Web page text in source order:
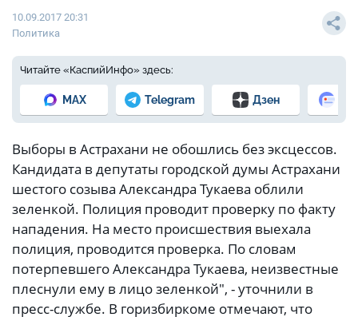
10.09.2017 20:31
Политика
Читайте «КаспийИнфо» здесь:
MAX Telegram Дзен
Выборы в Астрахани не обошлись без эксцессов.
Кандидата в депутаты городской думы Астрахани
шестого созыва Александра Тукаева облили
зеленкой. Полиция проводит проверку по факту
нападения. На место происшествия выехала
полиция, проводится проверка. По словам
потерпевшего Александра Тукаева, неизвестные
плеснули ему в лицо зеленкой", - уточнили в
пресс-службе. В горизбиркоме отмечают, что